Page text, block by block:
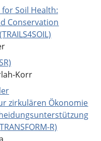
Soil Health:
Conservation
Korr
zirkulären Ökonomie
R)